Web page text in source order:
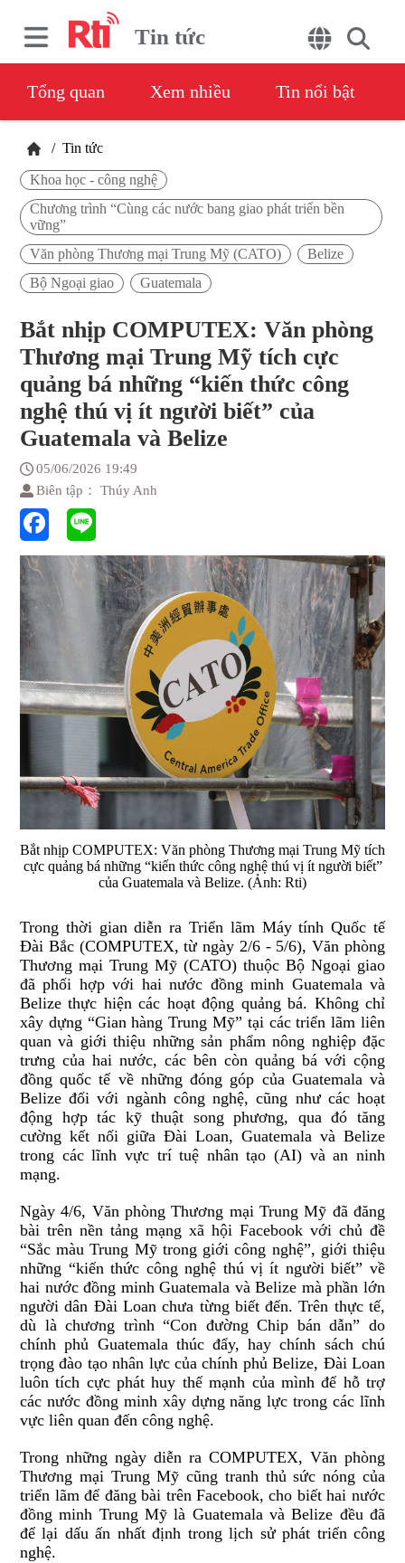
Tin tức
Tổng quan Xem nhiều Tin nổi bật
/ Tin tức
Khoa học - công nghệ
Chương trình “Cùng các nước bang giao phát triển bền
vững”
Văn phòng Thương mại Trung Mỹ (CATO)
Belize
Bộ Ngoại giao
Guatemala
Bắt nhịp COMPUTEX: Văn phòng
Thương mại Trung Mỹ tích cực
quảng bá những “kiến thức công
nghệ thú vị ít người biết” của
Guatemala và Belize
05/06/2026 19:49
Biên tập： Thúy Anh
Bắt nhịp COMPUTEX: Văn phòng Thương mại Trung Mỹ tích
cực quảng bá những “kiến thức công nghệ thú vị ít người biết”
của Guatemala và Belize. (Ảnh: Rti)
Trong thời gian diễn ra Triển lãm Máy tính Quốc tế
Đài Bắc (COMPUTEX, từ ngày 2/6 - 5/6), Văn phòng
Thương mại Trung Mỹ (CATO) thuộc Bộ Ngoại giao
đã phối hợp với hai nước đồng minh Guatemala và
Belize thực hiện các hoạt động quảng bá. Không chỉ
xây dựng “Gian hàng Trung Mỹ” tại các triển lãm liên
quan và giới thiệu những sản phẩm nông nghiệp đặc
trưng của hai nước, các bên còn quảng bá với cộng
đồng quốc tế về những đóng góp của Guatemala và
Belize đối với ngành công nghệ, cũng như các hoạt
động hợp tác kỹ thuật song phương, qua đó tăng
cường kết nối giữa Đài Loan, Guatemala và Belize
trong các lĩnh vực trí tuệ nhân tạo (AI) và an ninh
mạng.
Ngày 4/6, Văn phòng Thương mại Trung Mỹ đã đăng
bài trên nền tảng mạng xã hội Facebook với chủ đề
“Sắc màu Trung Mỹ trong giới công nghệ”, giới thiệu
những “kiến thức công nghệ thú vị ít người biết” về
hai nước đồng minh Guatemala và Belize mà phần lớn
người dân Đài Loan chưa từng biết đến. Trên thực tế,
dù là chương trình “Con đường Chip bán dẫn” do
chính phủ Guatemala thúc đẩy, hay chính sách chú
trọng đào tạo nhân lực của chính phủ Belize, Đài Loan
luôn tích cực phát huy thế mạnh của mình để hỗ trợ
các nước đồng minh xây dựng năng lực trong các lĩnh
vực liên quan đến công nghệ.
Trong những ngày diễn ra COMPUTEX, Văn phòng
Thương mại Trung Mỹ cũng tranh thủ sức nóng của
triển lãm để đăng bài trên Facebook, cho biết hai nước
đồng minh Trung Mỹ là Guatemala và Belize đều đã
để lại dấu ấn nhất định trong lịch sử phát triển công
nghệ.